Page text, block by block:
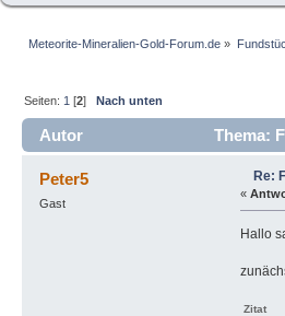
Meteorite-Mineralien-Gold-Forum.de »
Seiten: 1 [2]Nach unten
Autor Thema:
Peter5
Gast
Re:
«
Hallo
Zitat